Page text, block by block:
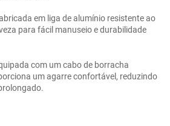
em liga de alumínio resistente ao
para fácil manuseio e durabilidade
com um cabo de borracha
um agarre confortável, reduzindo